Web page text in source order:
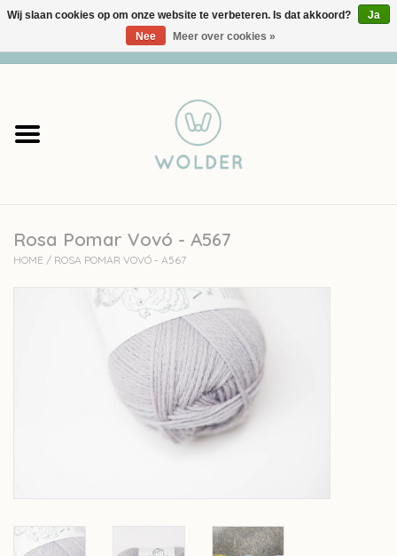
Garens
Accessoires
Rosa Pomar Vovó - A567
HOME / ROSA POMAR VOVÓ - A567
Wij slaan cookies op om onze website te verbeteren. Is dat akkoord?
Ja
Nee
Meer over cookies »